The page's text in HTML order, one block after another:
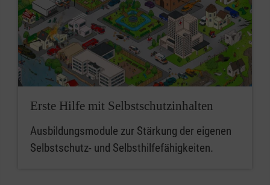
Erste Hilfe mit Selbstschutzinhalten
Ausbildungsmodule zur Stärkung der eigenen
Selbstschutz- und Selbsthilfefähigkeiten.